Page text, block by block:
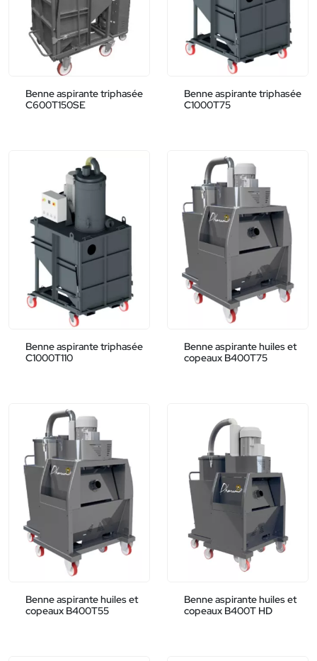
Benne aspirante triphasée
C600T150SE
Benne aspirante triphasée
C1000T75
Benne aspirante triphasée
C1000T110
Benne aspirante huiles et
copeaux B400T75
Benne aspirante huiles et
copeaux B400T55
Benne aspirante huiles et
copeaux B400T HD